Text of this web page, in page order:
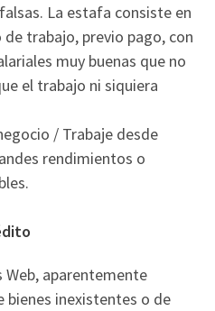
La estafa consiste en
trabajo, previo pago, con
muy buenas que no
el trabajo ni siquiera
/ Trabaje desde
rendimientos o
Web, aparentemente
bienes inexistentes o de